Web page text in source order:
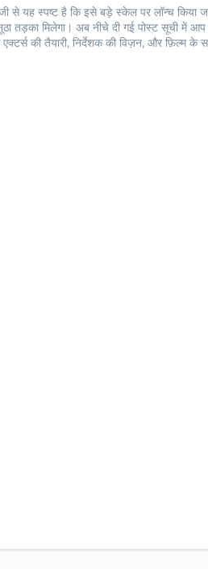
यह स्पष्ट है कि इसे बड़े स्केल पर लॉन्च किया
तड़का मिलेगा। अब नीचे दी गई पोस्ट सूची में
की तैयारी, निर्देशक की विज़न, और फ़िल्म के